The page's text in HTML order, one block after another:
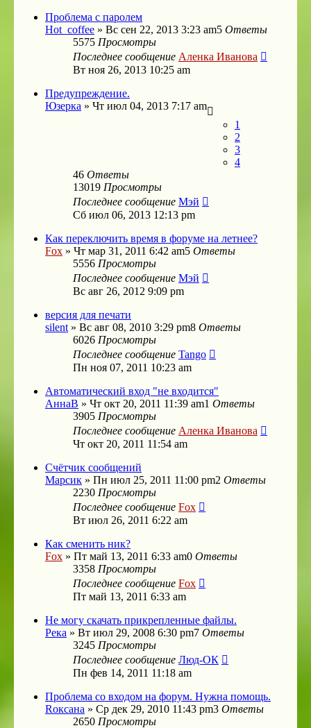
Проблема с паролем
Hot_coffee » Вс сен 22, 2013 3:23 am5 Ответы
5575 Просмотры
Последнее сообщение Аленка Иванова
Вт ноя 26, 2013 10:25 am
Предупреждение.
Юзерка » Чт июл 04, 2013 7:17 am
1
2
3
4
46 Ответы
13019 Просмотры
Последнее сообщение Мэй
Сб июл 06, 2013 12:13 pm
Как переключить время в форуме на летнее?
Fox » Чт мар 31, 2011 6:42 am5 Ответы
5556 Просмотры
Последнее сообщение Мэй
Вс авг 26, 2012 9:09 pm
версия для печати
silent » Вс авг 08, 2010 3:29 pm8 Ответы
6026 Просмотры
Последнее сообщение Tango
Пн ноя 07, 2011 10:23 am
Автоматический вход "не входится"
АннаВ » Чт окт 20, 2011 11:39 am1 Ответы
3905 Просмотры
Последнее сообщение Аленка Иванова
Чт окт 20, 2011 11:54 am
Счётчик сообщений
Mарсик » Пн июл 25, 2011 11:00 pm2 Ответы
2230 Просмотры
Последнее сообщение Fox
Вт июл 26, 2011 6:22 am
Как сменить ник?
Fox » Пт май 13, 2011 6:33 am0 Ответы
3358 Просмотры
Последнее сообщение Fox
Пт май 13, 2011 6:33 am
Не могу скачать прикрепленные файлы.
Река » Вт июл 29, 2008 6:30 pm7 Ответы
3245 Просмотры
Последнее сообщение Люд-ОК
Пн фев 14, 2011 11:18 am
Проблема со входом на форум. Нужна помощь.
Roксана » Ср дек 29, 2010 11:43 pm3 Ответы
2650 Просмотры